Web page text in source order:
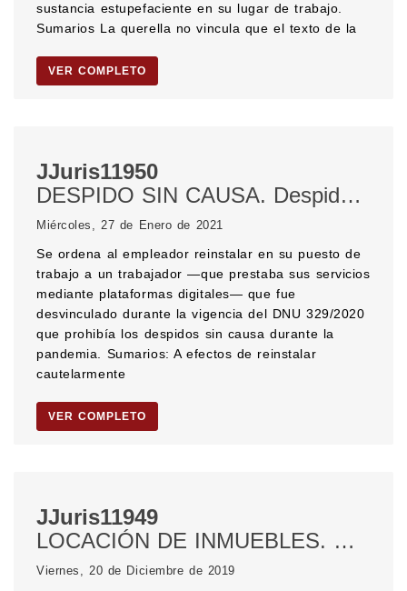
sustancia estupefaciente en su lugar de trabajo.
Sumarios La querella no vincula que el texto de la
VER COMPLETO
JJuris11950
DESPIDO SIN CAUSA. Despido durante la pandemia. Prohibición de despido. EMERGENCIA SANITARIA. PANDEMIA. CORONAVIRUS. DECRETO DE NECESIDAD Y URGENCIA. REINSTALACION DEL TRABAJADOR. TRABAJO PRESTADO MEDIANTE PLATAFORMAS DIGITALES. PELIGRO EN LA DEMORA.
Miércoles, 27 de Enero de 2021
Se ordena al empleador reinstalar en su puesto de
trabajo a un trabajador —que prestaba sus servicios
mediante plataformas digitales— que fue
desvinculado durante la vigencia del DNU 329/2020
que prohibía los despidos sin causa durante la
pandemia. Sumarios: A efectos de reinstalar
cautelarmente
VER COMPLETO
JJuris11949
LOCACIÓN DE INMUEBLES. Obligaciones del locatario. Restitución del inmueble.
Viernes, 20 de Diciembre de 2019